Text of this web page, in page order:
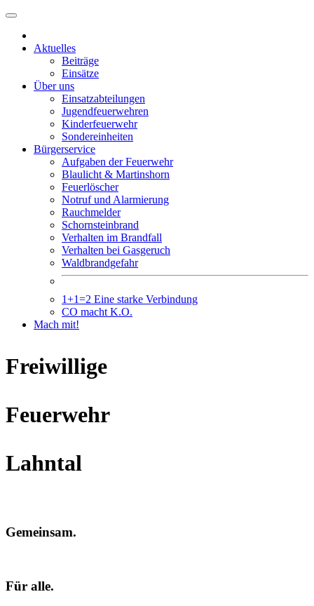
Weiter
Inhalt
Aktuelles
Beiträge
Einsätze
Über uns
Einsatzabteilungen
Jugendfeuerwehren
Kinderfeuerwehr
Sondereinheiten
Bürgerservice
Aufgaben der Feuerwehr
Blaulicht & Martinshorn
Feuerlöscher
Notruf und Alarmierung
Rauchmelder
Schornsteinbrand
Verhalten im Brandfall
Verhalten bei Gasgeruch
Waldbrandgefahr
1+1=2 Eine starke Verbindung
CO macht K.O.
Mach mit!
Freiwillige
Feuerwehr
Lahntal
Gemeinsam.
Für alle.